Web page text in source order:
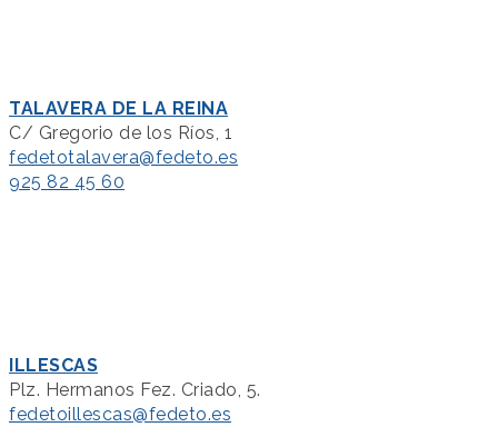
TALAVERA DE LA REINA
C/ Gregorio de los Ríos, 1
fedetotalavera@fedeto.es
925 82 45 60
ILLESCAS
Plz. Hermanos Fez. Criado, 5.
fedetoillescas@fedeto.es